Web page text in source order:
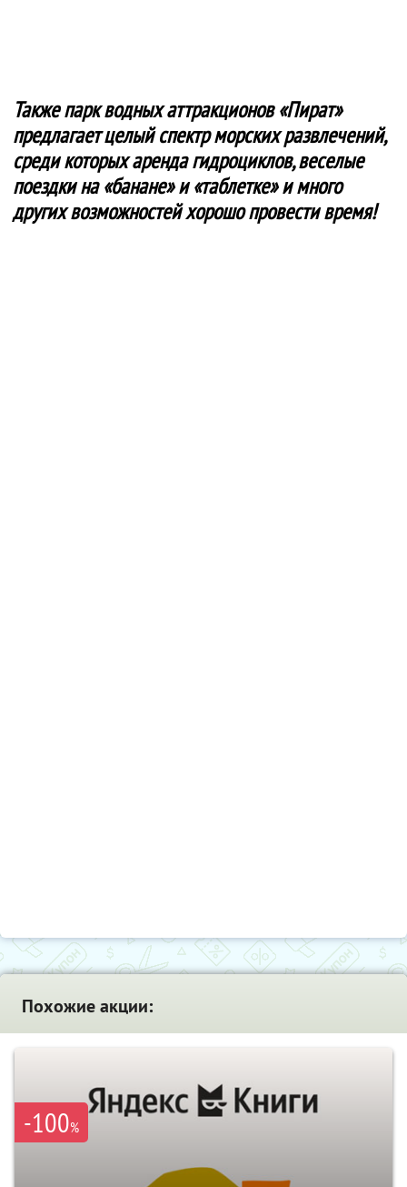
Также парк водных аттракционов «Пират»
предлагает целый спектр морских развлечений,
среди которых аренда гидроциклов, веселые
поездки на «банане» и «таблетке» и много
других возможностей хорошо провести время!
Похожие акции:
-100%